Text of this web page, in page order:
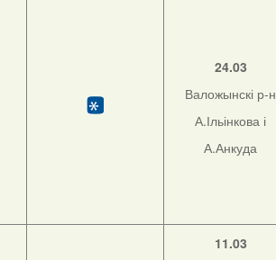
24.03
Валожынскі р-н
А.Ільінкова і
А.Анкуда
11.03